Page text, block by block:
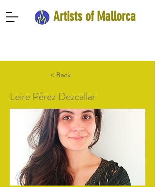
Artists of Mallorca
< Back
Leire Pérez Dezcallar